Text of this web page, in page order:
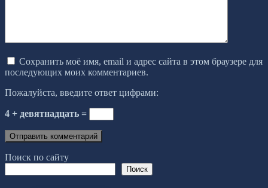
Сохранить моё имя, email и адрес сайта в этом браузере для
последующих моих комментариев.
Пожалуйста, введите ответ цифрами:
4 + девятнадцать =
Поиск по сайту
Поиск